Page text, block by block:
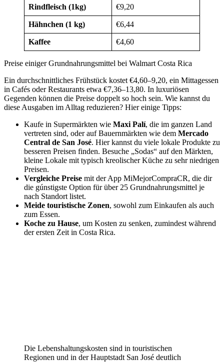
Rindfleisch (1kg) €9,20
Hähnchen (1 kg) €6,44
Kaffee €4,60
Preise einiger Grundnahrungsmittel bei Walmart Costa Rica
Ein durchschnittliches Frühstück kostet €4,60–9,20, ein Mittagessen
in Cafés oder Restaurants etwa €7,36–13,80. In luxuriösen
Gegenden können die Preise doppelt so hoch sein. Wie kannst du
diese Ausgaben im Alltag reduzieren? Hier einige Tipps:
Kaufe in Supermärkten wie Maxi Palí, die im ganzen Land
vertreten sind, oder auf Bauernmärkten wie dem Mercado
Central de San José. Hier kannst du viele lokale Produkte zu
besseren Preisen finden. Besuche „Sodas“ auf den Märkten,
kleine Lokale mit typisch kreolischer Küche zu sehr niedrigen
Preisen.
Vergleiche Preise mit der App MiMejorCompraCR, die dir
die gúnstigste Option für über 25 Grundnahrungsmittel je
nach Standort listet.
Meide touristische Zonen, sowohl zum Einkaufen als auch
zum Essen.
Koche zu Hause, um Kosten zu senken, zumindest während
der ersten Zeit in Costa Rica.
Die Lebenshaltungskosten sind in touristischen
Regionen und in der Hauptstadt San José deutlich